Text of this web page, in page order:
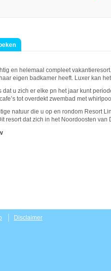
en helemaal compleet
eigen badkamer heeft. Luxer kan
dat u zich er elke pn het jaar kunt
tot overdekt zwembad met
natuur die u op en rondom Resort
resort dat zich in het Noordoosten
Disclaimer